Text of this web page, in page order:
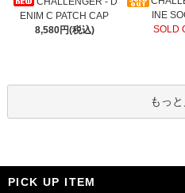
ENIM C PATCH CAP
8,580円(税込)
INE
SOLD
もっ
PICK UP ITEM